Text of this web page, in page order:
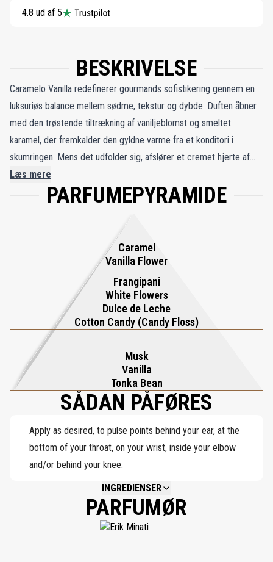
4.8 ud af 5
BESKRIVELSE
Caramelo Vanilla redefinerer gourmands sofistikering gennem en
luksuriøs balance mellem sødme, tekstur og dybde. Duften åbner
med den trøstende tiltrækning af vaniljeblomst og smeltet
karamel, der fremkalder den gyldne varme fra et konditori i
skumringen. Mens det udfolder sig, afslører et cremet hjerte af
hvide blomster, frangipane, candy candy og dulce de leche en
lækker harmoni mellem luftige blomster og rige gourmandnoter,
og efterlader et dvælende, blødt vanedannende spor. Caramelo
Vanilla forvandler enkel sødme til raffineret luksus - en parfume,
der kærtegner sanserne med sin cremede dybde og moderne
elegance. Det er en fængslende fejring af komfort, fornøjelse og
tidløs sensualitet.
Læs mere
PARFUMEPYRAMIDE
Caramel
Vanilla Flower
Frangipani
White Flowers
Dulce de Leche
Cotton Candy (Candy Floss)
Musk
Vanilla
Tonka Bean
SÅDAN PÅFØRES
Apply as desired, to pulse points behind your ear, at the
bottom of your throat, on your wrist, inside your elbow
and/or behind your knee.
INGREDIENSER
NOT AVAILABLE.
PARFUMØR